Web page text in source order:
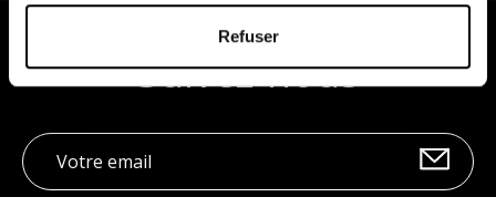
Refuser
Suivez-nous